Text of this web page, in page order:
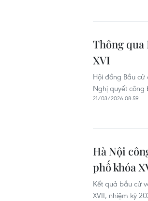
Thông qua
XVI
Hội đồng Bầu
Nghị quyết công
21/03/2026 08:59
Hà Nội
phố khóa
Kết quả bầu cử
XVII, nhiệm kỳ